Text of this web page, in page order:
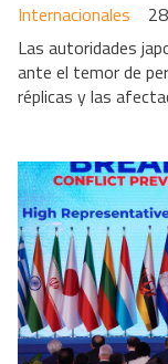
Internacionales
Las autoridades
ante el temor de
réplicas y las